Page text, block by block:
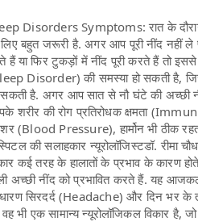
Disorders Symptoms: रात के
बहुत जरूरी है. अगर आप पूरी नींद नहीं ले
हैं या फिर टुकड़ों में नींद पूरी करते हैं तो इससे
Disorder) की समस्या हो सकती है,
सकती है. अगर आप सात से नौ घंटे की अच्छी
शरीर की रोग प्रतिरोधक क्षमता
(Blood Pressure), हार्मोन भी ठीक
की सलाहकार न्यूरोलॉजिस्टडॉ. रीमा
कई तरह के हालातों के प्रभाव के कारण
अच्छी नींद को प्रभावित करते हैं. यह
सिरदर्द (Headache) और दिन भर के
भी एक सामान्य न्यूरोलॉजिकल विकार है,